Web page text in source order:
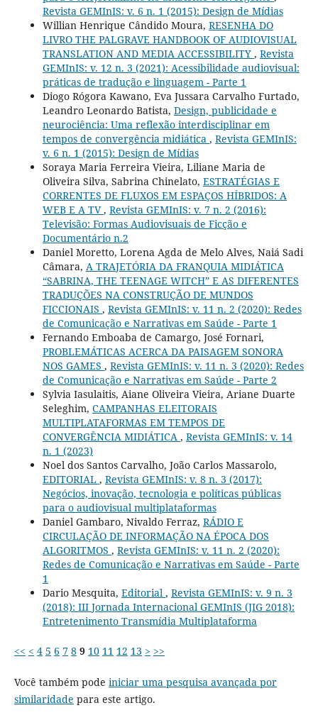
Revista GEMInIS: v. 6 n. 1 (2015): Design de Mídias
Willian Henrique Cândido Moura, RESENHA DO
LIVRO THE PALGRAVE HANDBOOK OF AUDIOVISUAL
TRANSLATION AND MEDIA ACCESSIBILITY , Revista
GEMInIS: v. 12 n. 3 (2021): Acessibilidade audiovisual:
práticas de tradução e linguagem - Parte 1
Diogo Rógora Kawano, Eva Jussara Carvalho Furtado,
Leandro Leonardo Batista, Design, publicidade e
neurociência: Uma reflexão interdisciplinar em
tempos de convergência midiática , Revista GEMInIS:
v. 6 n. 1 (2015): Design de Mídias
Soraya Maria Ferreira Vieira, Liliane Maria de
Oliveira Silva, Sabrina Chinelato, ESTRATÉGIAS E
CORRENTES DE FLUXOS EM ESPAÇOS HÍBRIDOS: A
WEB E A TV, Revista GEMInIS: v. 7 n. 2 (2016):
Televisão: Formas Audiovisuais de Ficção e
Documentário n.2
Daniel Moretto, Lorena Agda de Melo Alves, Naiá Sadi
Câmara, A TRAJETÓRIA DA FRANQUIA MIDIÁTICA
“SABRINA, THE TEENAGE WITCH” E AS DIFERENTES
TRADUÇÕES NA CONSTRUÇÃO DE MUNDOS
FICCIONAIS , Revista GEMInIS: v. 11 n. 2 (2020): Redes
de Comunicação e Narrativas em Saúde - Parte 1
Fernando Emboaba de Camargo, José Fornari,
PROBLEMÁTICAS ACERCA DA PAISAGEM SONORA
NOS GAMES , Revista GEMInIS: v. 11 n. 3 (2020): Redes
de Comunicação e Narrativas em Saúde - Parte 2
Sylvia Iasulaitis, Aiane Oliveira Vieira, Ariane Duarte
Seleghim, CAMPANHAS ELEITORAIS
MULTIPLATAFORMAS EM TEMPOS DE
CONVERGÊNCIA MIDIÁTICA , Revista GEMInIS: v. 14
n. 1 (2023)
Noel dos Santos Carvalho, João Carlos Massarolo,
EDITORIAL , Revista GEMInIS: v. 8 n. 3 (2017):
Negócios, inovação, tecnologia e políticas públicas
para o audiovisual multiplataformas
Daniel Gambaro, Nivaldo Ferraz, RÁDIO E
CIRCULAÇÃO DE INFORMAÇÃO NA ÉPOCA DOS
ALGORITMOS , Revista GEMInIS: v. 11 n. 2 (2020):
Redes de Comunicação e Narrativas em Saúde - Parte
1
Dario Mesquita, Editorial , Revista GEMInIS: v. 9 n. 3
(2018): III Jornada Internacional GEMInIS (JIG 2018):
Entretenimento Transmídia Multiplataforma
<< < 4 5 6 7 8 9 10 11 12 13 > >>
Você também pode iniciar uma pesquisa avançada por
similaridade para este artigo.